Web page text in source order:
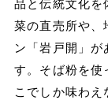
品と伝統文化を
菜の直売所や、
ン「岩戸開」
す。そば粉を使
こでしか味わえ